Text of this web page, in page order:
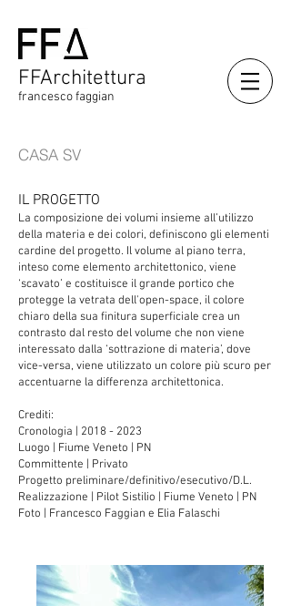
FFArchitettura
francesco faggian
CASA SV
IL PROGETTO
La composizione dei volumi insieme all’utilizzo
della materia e dei colori, definiscono gli elementi
cardine del progetto. Il volume al piano terra,
inteso come elemento architettonico, viene
‘scavato’ e costituisce il grande portico che
protegge la vetrata dell'open-space, il colore
chiaro della sua finitura superficiale crea un
contrasto dal resto del volume che non viene
interessato dalla ‘sottrazione di materia’, dove
vice-versa, viene utilizzato un colore più scuro per
accentuarne la differenza architettonica.
Crediti:
Cronologia | 2018 - 2023
Luogo | Fiume Veneto | PN
Committente | Privato
Progetto preliminare/definitivo/esecutivo/D.L.
Realizzazione | Pilot Sistilio | Fiume Veneto | PN
Foto | Francesco Faggian e Elia Falaschi